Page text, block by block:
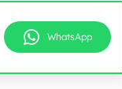
WhatsApp